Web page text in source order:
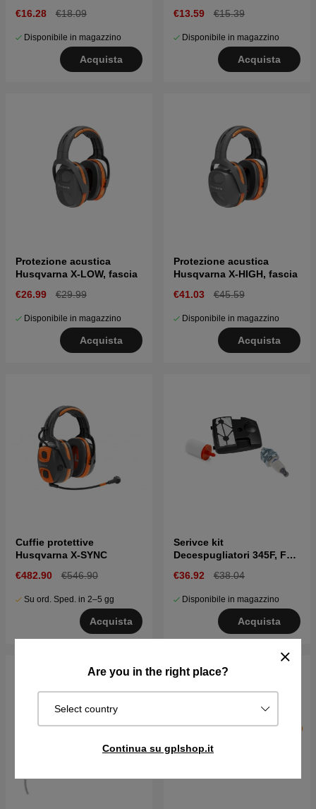
Are you in the right place?
Select country
Continua su gplshop.it
€16.28
€18.09
Disponibile in magazzino
Acquista
€13.59
€15.39
Disponibile in magazzino
Acquista
Protezione acustica
Husqvarna X-LOW, fascia
€26.99
€29.99
Disponibile in magazzino
Acquista
Protezione acustica
Husqvarna X-HIGH, fascia
€41.03
€45.59
Disponibile in magazzino
Acquista
Cuffie protettive
Husqvarna X-SYNC
€482.90
€546.90
Su ord. Sped. in 2–5 gg
Acquista
Serivce kit
Decespugliatori 345F, FX,
€36.92 €38.04
Disponibile in magazzino
Acquista